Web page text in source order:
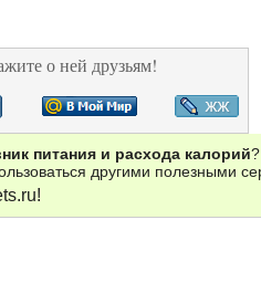
о ней друзьям!
питания и расхода калорий?
другими полезными